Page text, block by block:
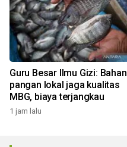
Guru Besar Ilmu Gizi: Bahan
pangan lokal jaga kualitas
MBG, biaya terjangkau
1 jam lalu